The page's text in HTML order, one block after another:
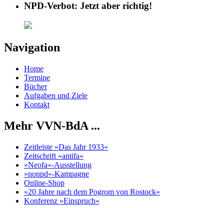
NPD-Verbot: Jetzt aber richtig!
Navigation
Home
Termine
Bücher
Aufgaben und Ziele
Kontakt
Mehr VVN-BdA ...
Zeitleiste »Das Jahr 1933«
Zeitschrift »antifa«
»Neofa«-Ausstellung
»nonpd«-Kampagne
Online-Shop
»20 Jahre nach dem Pogrom von Rostock«
Konferenz »Einspruch«